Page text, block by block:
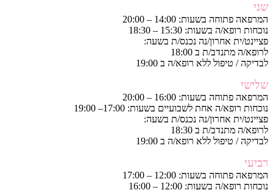
שני
המרפאה פתוחה בשעות: 14:00 – 20:00
נוכחות רופא/ה בשעות: 15:30 – 18:30
פציינט/ית אחרון/נה נכנס/ת בשעה:
לרופא/ה מתנדב/ת ב 18:00
לבדיקה / טיפול ללא רופא/ה ב 19:00
שלישי
המרפאה פתוחה בשעות: 16:00 – 20:00
נוכחות רופא/ה אחת לשבועיים בשעות: 17:00– 19:00
פציינט/ית אחרון/נה נכנס/ת בשעה:
לרופא/ה מתנדב/ת ב 18:30
לבדיקה / טיפול ללא רופא/ה ב 19:00
רביעי
המרפאה פתוחה בשעות: 12:00 – 17:00
נוכחות רופא/ה בשעות: 12:00 – 16:00